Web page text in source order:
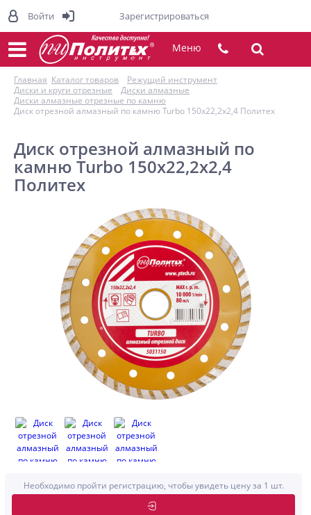
Меню
Главная Каталог товаров
Режущий инструмент
Диски и круги отрезные
Диски алмазные
Диски алмазные отрезные по камню
Диск отрезной алмазный по камню Turbo 150х22,2х2,4 Политех
Диск отрезной алмазный по
камню Turbo 150х22,2х2,4
Политех
Необходимо пройти регистрацию, чтобы увидеть цену за 1 шт.
Войти Зарегистрироваться